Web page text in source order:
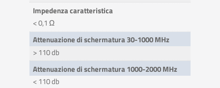
Impedenza caratteristica
< 0,1 Ω
Attenuazione di schermatura 30-1000 MHz
> 110 db
Attenuazione di schermatura 1000-2000 MHz
< 110 db